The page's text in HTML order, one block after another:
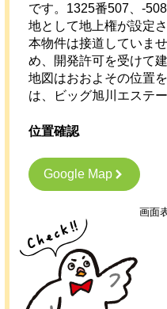
です。1325番507、-
地として地上権が設定
本物件は接道していま
め、開発許可を受けて
地図はおおよその位置
は、ビッグ旭川エステ
位置確認
Google Map
画面